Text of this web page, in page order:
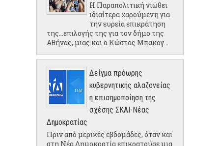
Η Παραπολιτική νιώθει
ιδιαίτερα χαρούμενη για
την ευρεία επικράτηση
της...επιλογής της για τον δήμο της
Αθήνας, μιας και ο Κώστας Μπακογ...
Δείγμα πρόωρης
κυβερνητικής αλαζονείας
η επισημοποίηση της
σχέσης ΣΚΑΙ-Νέας
Δημοκρατίας
Πριν από μερικές εβδομάδες, όταν και
στη Νέα Δημοκρατία επικρατούσε μια